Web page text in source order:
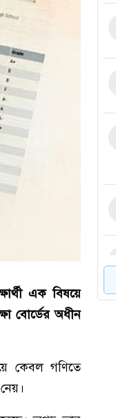
এক বিষয়ে
বোর্ডের অধীন
কেবল গণিতে